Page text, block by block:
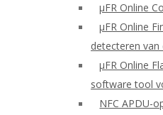
μFR Online
μFR Online
detecteren van
μFR Online
software tool
NFC APDU-